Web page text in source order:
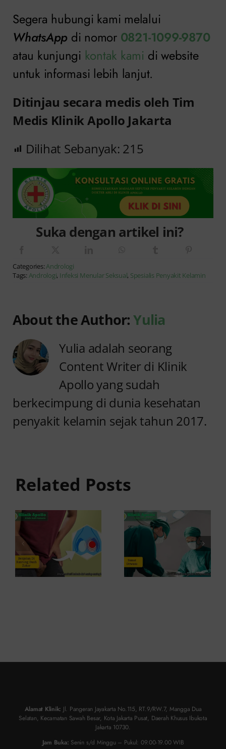
Segera hubungi kami melalui
WhatsApp di nomor 0821-1099-9870
atau kunjungi kontak kami di website
untuk informasi lebih lanjut.
Ditinjau secara medis oleh Tim
Medis Klinik Apollo Jakarta
Dilihat Sebanyak: 215
Suka dengan artikel ini?
Categories:Andrologi
Tags: Andrologi, Infeksi Menular Seksual, Spesialis Penyakit Kelamin
About the Author:Yulia
Yulia adalah seorang
Content Writer di Klinik
Apollo yang sudah
berkecimpung di dunia kesehatan
penyakit kelamin sejak tahun 2017.
Related Posts
Jangan
di Kantung
Buah
Zakar, Ini
Fakta
Medisnya
Sunat
Keuntungan
dan
Risikonya?
Alamat Klinik: Jl. Pangeran Jayakarta No.115, RT.9/RW.7, Mangga Dua
Selatan, Kecamatan Sawah Besar, Kota Jakarta Pusat, Daerah Khusus Ibukota
Jakarta 10730.
Jam Buka: Senin s/d Minggu – Pukul: 09.00-19.00 WIB